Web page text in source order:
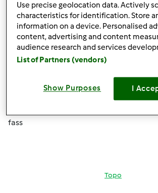
chocolate, estava a pensar na receita
chocolate do livr base mas não sei se
se conseguirei cortá-lo para depois
fez e me pode dizer como fica. irei
brigadeiro branco e brigadeiro normal e
preciso de ajuda urgentemente.
fass
Topo
Use precise geolocation data. Actively
characteristics for identification. Store
information on a device. Personalised
content, advertising and content
audience research and services
List of Partners (vendors)
Show Purposes I